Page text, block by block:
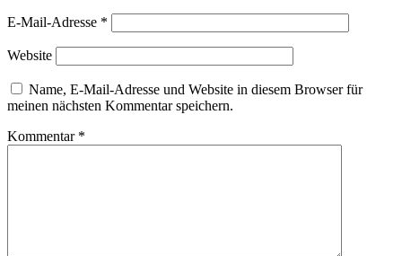
E-Mail-Adresse *
Website
Name, E-Mail-Adresse und Website in diesem Browser für
meinen nächsten Kommentar speichern.
Kommentar *